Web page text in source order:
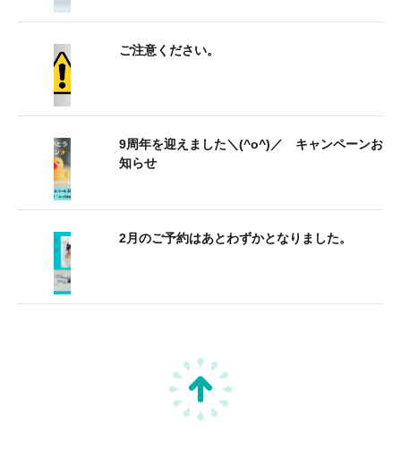
ご注意ください。
9周年を迎えました＼(^o^)／ キャンペーンお
知らせ
2月のご予約はあとわずかとなりました。